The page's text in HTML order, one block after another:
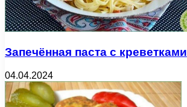
Запечённая паста с креветками
04.04.2024